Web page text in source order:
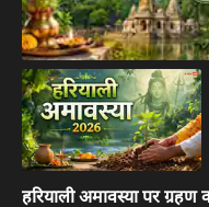
हरियाली अमावस्या पर ग्रहण